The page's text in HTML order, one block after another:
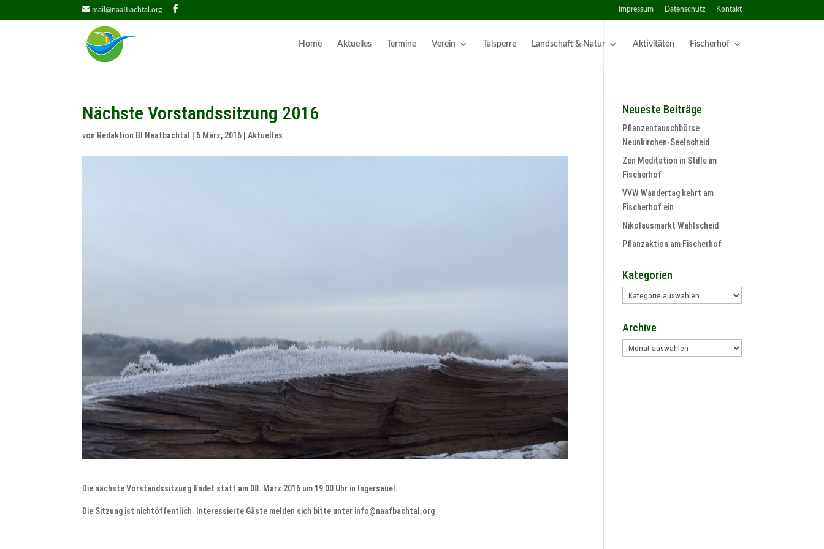
mail@naafbachtal.org Impressum Datenschutz Kontakt
Home Aktuelles Termine Verein Talsperre Landschaft & Natur Aktivitäten Fischerhof
Nächste Vorstandssitzung 2016
von Redaktion BI Naafbachtal 6 März, 2016 |Aktuelles
Die nächste Vorstandssitzung findet statt am 08. März 2016 um 19:00 Uhr in Ingersauel.
Die Sitzung ist nichtöffentlich. Interessierte Gäste melden sich bitte unter info@naafbachtal.org
Neueste Beiträge
Pflanzentauschbörse
Neunkirchen-Seelscheid
Zen Meditation in Stille im
Fischerhof
VVW Wandertag kehrt am
Fischerhof ein
Nikolausmarkt Wahlscheid
Pflanzaktion am Fischerhof
Kategorien
Kategorien
Archive
Archive